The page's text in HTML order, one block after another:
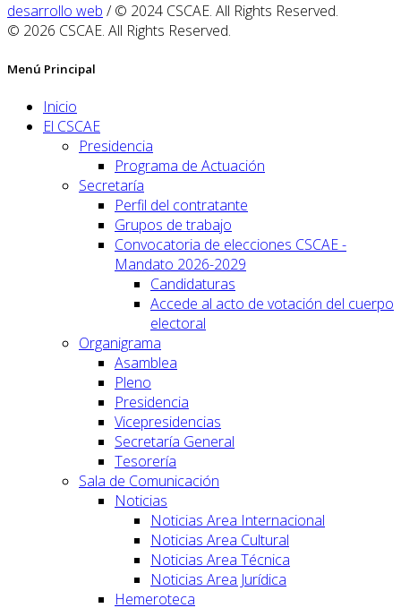
desarrollo web / © 2024 CSCAE. All Rights Reserved.
© 2026 CSCAE. All Rights Reserved.
Menú Principal
Inicio
El CSCAE
Presidencia
Programa de Actuación
Secretaría
Perfil del contratante
Grupos de trabajo
Convocatoria de elecciones CSCAE -
Mandato 2026-2029
Candidaturas
Accede al acto de votación del cuerpo
electoral
Organigrama
Asamblea
Pleno
Presidencia
Vicepresidencias
Secretaría General
Tesorería
Sala de Comunicación
Noticias
Noticias Area Internacional
Noticias Area Cultural
Noticias Area Técnica
Noticias Area Jurídica
Hemeroteca